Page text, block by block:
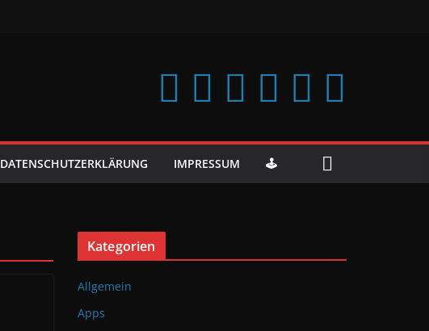
DATENSCHUTZERKLÄRUNG IMPRESSUM 🕹️
Kategorien
Allgemein
Apps